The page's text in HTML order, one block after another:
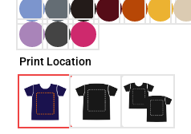
Print Location